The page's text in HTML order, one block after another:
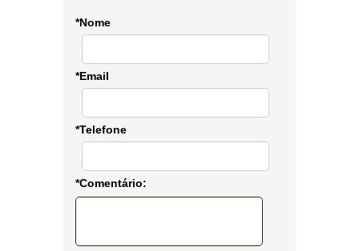
*Nome
*Email
*Telefone
*Comentário: